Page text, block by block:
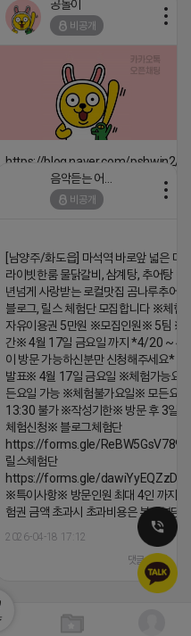
※ 모
12 ~
※
체
다.
2026-04-18 17:12
공돌이
비공개
https://blog.naver.com/pshwin2/
2026-04-18 17:12
비공개
[남양주/화도읍] 마석역 바로앞 넓은 매
라이빗한룸 물닭갈비, 삼계탕, 추어탕 맛
년넘게 사랑받는 로컬맛집 곰나루추어
블로그, 릴스 체험단 모집합니다 ※체험
자유이용권 5만원 ※모집인원※ 5팀 ※
간※ 4월 17일 금요일 까지 *4/20 ~ 4/
이 방문 가능하신분만 신청해주세요* ※
발표※ 4월 17일 금요일 ※체험가능요
든요일 가능 ※체험불가요일※ 모든요
13:30 불가 ※작성기한※ 방문 후 3일
체험신청※ 블로그체험단
https://forms.gle/
릴스체험단
https://forms.gle/
※특이사항※ 방문인원 최대 4인 까지
험권 금액 초과시 초과비용은 본인부담
2026-04-18 17:12
댓글:20개